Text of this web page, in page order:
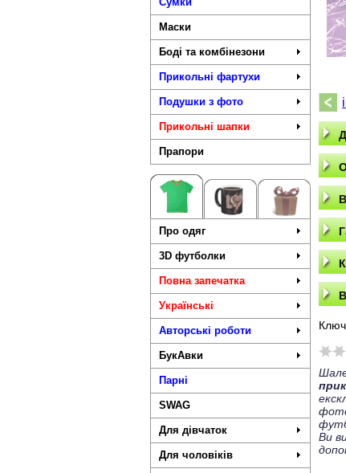
Маски
Боді та комбінезони
Прикольні фартухи
Подушки з фото
Прикольні шапки
Прапори
Про одяг
3D футболки
Повна запечатка
Українські
Авторські роботи
БукАвки
Парні
SWAG
Для дівчаток
Для чоловіків
Ви